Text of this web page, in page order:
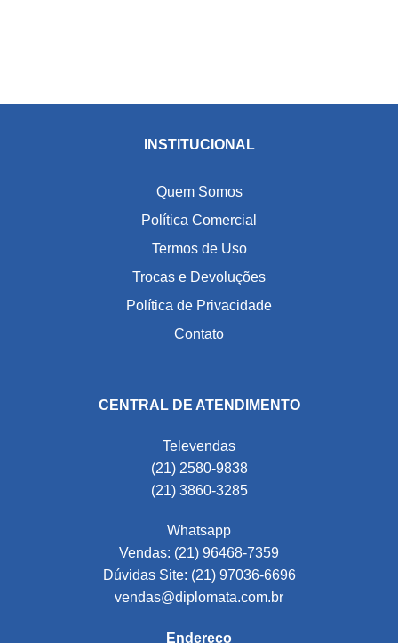
INSTITUCIONAL
Quem Somos
Política Comercial
Termos de Uso
Trocas e Devoluções
Política de Privacidade
Contato
CENTRAL DE ATENDIMENTO
Televendas
(21) 2580-9838
(21) 3860-3285
Whatsapp
Vendas: (21) 96468-7359
Dúvidas Site: (21) 97036-6696
vendas@diplomata.com.br
Endereço